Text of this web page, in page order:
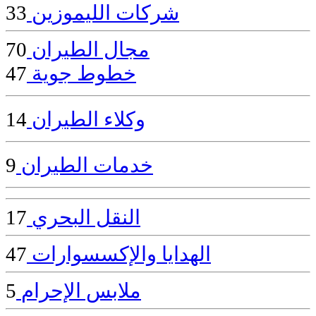
شركات الليموزين 33
مجال الطيران 70
خطوط جوية 47
وكلاء الطيران 14
خدمات الطيران 9
النقل البحري 17
الهدايا والإكسسوارات 47
ملابس الإحرام 5